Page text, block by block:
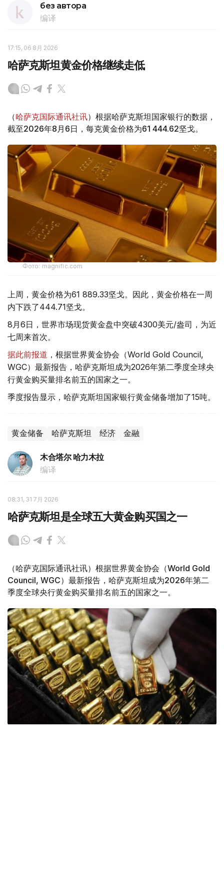
без автора
编译
17:15, 06 8月 2026
哈萨克斯坦黄金价格继续走低
（哈萨克国际通讯社讯）根据哈萨克斯坦国家银行的数据，
截至2026年8月6日，每克黄金价格为61 444.62坚戈。
Фото: magnific.com
上周，黄金价格为61 889.33坚戈。因此，黄金价格在一周
内下跌了444.71坚戈。
8月6日，世界市场现货黄金盘中突破4300美元/盎司，为近
七周来首次。
据此前报道 ，根据世界黄金协会（World Gold Council,
WGC）最新报告，哈萨克斯坦成为2026年第二季度全球央
行黄金购买量排名前五的国家之一。
季度报告显示，哈萨克斯坦国家银行黄金储备增加了15吨。
黄金储备 哈萨克斯坦 经济 金融
木合塔尔 哈力木拉
编译
08:31, 31 7月 2026
哈萨克斯坦是全球五大黄金购买国之一
（哈萨克国际通讯社讯）根据世界黄金协会（World Gold
Council, WGC）最新报告，哈萨克斯坦成为2026年第二
季度全球央行黄金购买量排名前五的国家之一。